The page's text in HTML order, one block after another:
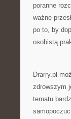
poranne
ważne
po to, by
osobistą
Drarry.pl
zdrowszym
tematu